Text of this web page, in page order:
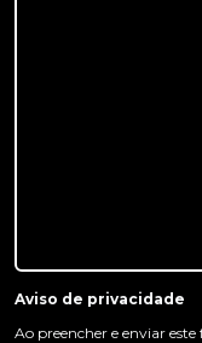
Aviso de privacidade
Ao preencher e enviar